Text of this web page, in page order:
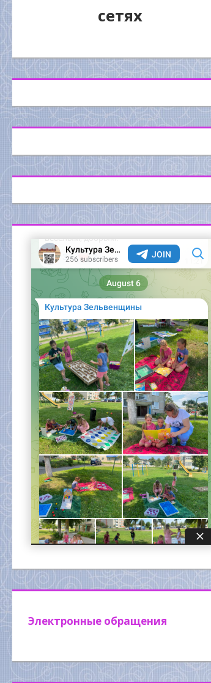
сетях
Электронные обращения